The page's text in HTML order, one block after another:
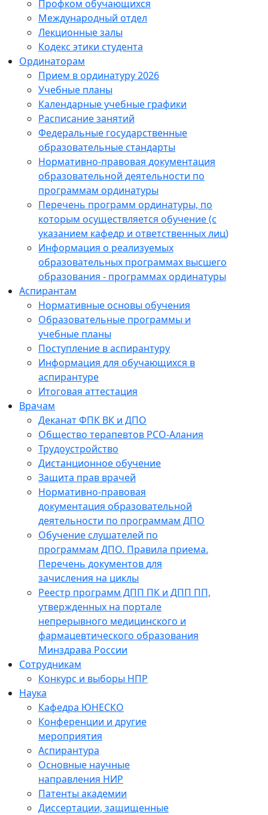
Профком обучающихся
Международный отдел
Лекционные залы
Кодекс этики студента
Ординаторам
Прием в ординатуру 2026
Учебные планы
Календарные учебные графики
Расписание занятий
Федеральные государственные
образовательные стандарты
Нормативно-правовая документация
образовательной деятельности по
программам ординатуры
Перечень программ ординатуры, по
которым осуществляется обучение (с
указанием кафедр и ответственных лиц)
Информация о реализуемых
образовательных программах высшего
образования - программах ординатуры
Аспирантам
Нормативные основы обучения
Образовательные программы и
учебные планы
Поступление в аспирантуру
Информация для обучающихся в
аспирантуре
Итоговая аттестация
Врачам
Деканат ФПК ВК и ДПО
Общество терапевтов РСО-Алания
Трудоустройство
Дистанционное обучение
Защита прав врачей
Нормативно-правовая
документация образовательной
деятельности по программам ДПО
Обучение слушателей по
программам ДПО. Правила приема.
Перечень документов для
зачисления на циклы
Реестр программ ДПП ПК и ДПП ПП,
утвержденных на портале
непрерывного медицинского и
фармацевтического образования
Минздрава России
Сотрудникам
Конкурс и выборы НПР
Наука
Кафедра ЮНЕСКО
Конференции и другие
мероприятия
Аспирантура
Основные научные
направления НИР
Патенты академии
Диссертации, защищенные